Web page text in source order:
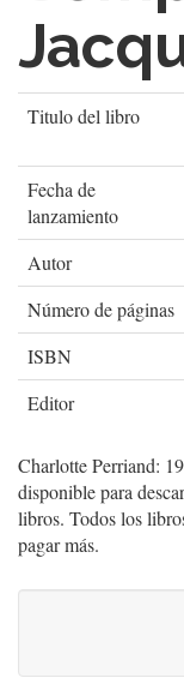
Titulo del libro
Fecha de
lanzamiento
Autor
Número de páginas
ISBN
Editor
Charlotte Perriand:
disponible para
libros. Todos los
pagar más.